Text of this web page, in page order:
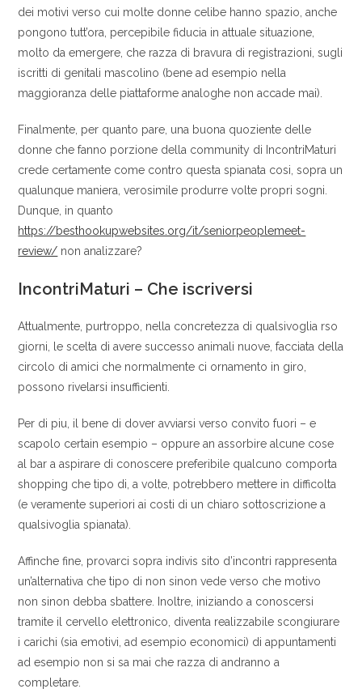
dei motivi verso cui molte donne celibe hanno spazio, anche
pongono tutt’ora, percepibile fiducia in attuale situazione,
molto da emergere, che razza di bravura di registrazioni, sugli
iscritti di genitali mascolino (bene ad esempio nella
maggioranza delle piattaforme analoghe non accade mai).
Finalmente, per quanto pare, una buona quoziente delle
donne che fanno porzione della community di IncontriMaturi
crede certamente come contro questa spianata cosi, sopra un
qualunque maniera, verosimile produrre volte propri sogni.
Dunque, in quanto
https://besthookupwebsites.org/it/seniorpeoplemeet-
review/ non analizzare?
IncontriMaturi – Che iscriversi
Attualmente, purtroppo, nella concretezza di qualsivoglia rso
giorni, le scelta di avere successo animali nuove, facciata della
circolo di amici che normalmente ci ornamento in giro,
possono rivelarsi insufficienti.
Per di piu, il bene di dover avviarsi verso convito fuori – e
scapolo certain esempio – oppure an assorbire alcune cose
al bar a aspirare di conoscere preferibile qualcuno comporta
shopping che tipo di, a volte, potrebbero mettere in difficolta
(e veramente superiori ai costi di un chiaro sottoscrizione a
qualsivoglia spianata).
Affinche fine, provarci sopra indivis sito d’incontri rappresenta
un’alternativa che tipo di non sinon vede verso che motivo
non sinon debba sbattere. Inoltre, iniziando a conoscersi
tramite il cervello elettronico, diventa realizzabile scongiurare
i carichi (sia emotivi, ad esempio economici) di appuntamenti
ad esempio non si sa mai che razza di andranno a
completare.